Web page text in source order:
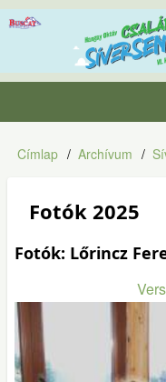
Ugrás
Fő
Morzsa
Címlap Archívum
Fotók 2025
Fotók: Lőrincz